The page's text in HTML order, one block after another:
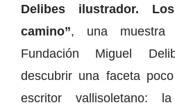
Delibes ilustrador.
camino”, una muestra
Fundación Miguel
descubrir una faceta
escritor vallisoletano: